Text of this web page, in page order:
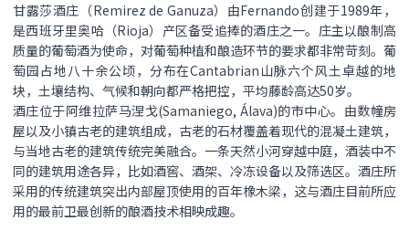
甘露莎酒庄（Remirez de Ganuza）由Fernando创建于1989年，
是西班牙里奥哈（Rioja）产区备受追捧的酒庄之一。庄主以酿制高
质量的葡萄酒为使命，对葡萄种植和酿造环节的要求都非常苛刻。葡
萄园占地八十余公顷，分布在Cantabrian山脉六个风土卓越的地
块，土壤结构、气候和朝向都严格把控，平均藤龄高达50岁。
酒庄位于阿维拉萨马涅戈(Samaniego, Álava)的市中心。由数幢房
屋以及小镇古老的建筑组成，古老的石材覆盖着现代的混凝土建筑，
与当地古老的建筑传统完美融合。一条天然小河穿越中庭，酒装中不
同的建筑用途各异，比如酒窖、酒架、冷冻设备以及筛选区。酒庄所
采用的传统建筑突出内部屋顶使用的百年橡木梁，这与酒庄目前所应
用的最前卫最创新的酿酒技术相映成趣。